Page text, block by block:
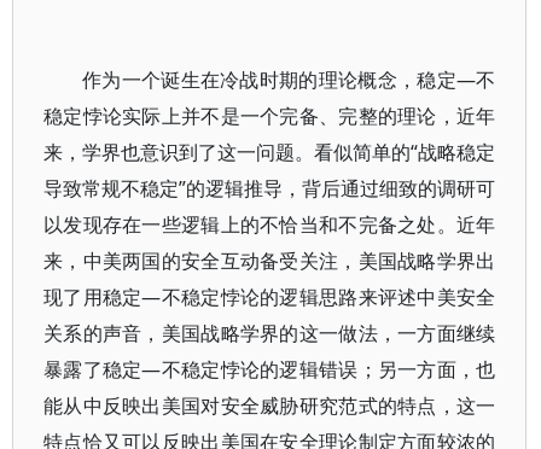
作为一个诞生在冷战时期的理论概念，稳定—不
稳定悖论实际上并不是一个完备、完整的理论，近年
来，学界也意识到了这一问题。看似简单的“战略稳定
导致常规不稳定”的逻辑推导，背后通过细致的调研可
以发现存在一些逻辑上的不恰当和不完备之处。近年
来，中美两国的安全互动备受关注，美国战略学界出
现了用稳定—不稳定悖论的逻辑思路来评述中美安全
关系的声音，美国战略学界的这一做法，一方面继续
暴露了稳定—不稳定悖论的逻辑错误；另一方面，也
能从中反映出美国对安全威胁研究范式的特点，这一
特点恰又可以反映出美国在安全理论制定方面较浓的